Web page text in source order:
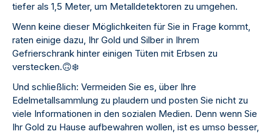
tiefer als 1,5 Meter, um Metalldetektoren zu umgehen.
Wenn keine dieser Möglichkeiten für Sie in Frage kommt,
raten einige dazu, Ihr Gold und Silber in Ihrem
Gefrierschrank hinter einigen Tüten mit Erbsen zu
verstecken.🙃❄
Und schließlich: Vermeiden Sie es, über Ihre
Edelmetallsammlung zu plaudern und posten Sie nicht zu
viele Informationen in den sozialen Medien. Denn wenn Sie
Ihr Gold zu Hause aufbewahren wollen, ist es umso besser,